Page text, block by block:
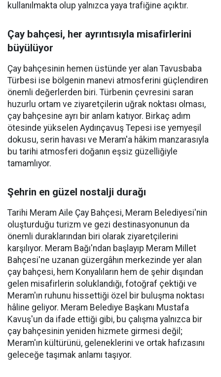
kullanılmakta olup yalnızca yaya trafiğine açıktır.
Çay bahçesi, her ayrıntısıyla misafirlerini
büyülüyor
Çay bahçesinin hemen üstünde yer alan Tavusbaba
Türbesi ise bölgenin manevi atmosferini güçlendiren
önemli değerlerden biri. Türbenin çevresini saran
huzurlu ortam ve ziyaretçilerin uğrak noktası olması,
çay bahçesine ayrı bir anlam katıyor. Birkaç adım
ötesinde yükselen Aydınçavuş Tepesi ise yemyeşil
dokusu, serin havası ve Meram'a hâkim manzarasıyla
bu tarihi atmosferi doğanın eşsiz güzelliğiyle
tamamlıyor.
Şehrin en güzel nostalji durağı
Tarihi Meram Aile Çay Bahçesi, Meram Belediyesi'nin
oluşturduğu turizm ve gezi destinasyonunun da
önemli duraklarından biri olarak ziyaretçilerini
karşılıyor. Meram Bağı'ndan başlayıp Meram Millet
Bahçesi'ne uzanan güzergâhın merkezinde yer alan
çay bahçesi, hem Konyalıların hem de şehir dışından
gelen misafirlerin soluklandığı, fotoğraf çektiği ve
Meram'ın ruhunu hissettiği özel bir buluşma noktası
hâline geliyor. Meram Belediye Başkanı Mustafa
Kavuş'un da ifade ettiği gibi, bu çalışma yalnızca bir
çay bahçesinin yeniden hizmete girmesi değil;
Meram'ın kültürünü, geleneklerini ve ortak hafızasını
geleceğe taşımak anlamı taşıyor.